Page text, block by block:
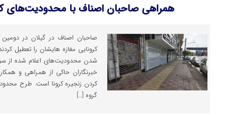
همراهی صاحبان اصناف با محدودیت‌های
صاحبان اصناف در گیلان در
کرونایی مغازه هایشان را تعطیل
شدن محدودیت‌های اعلام شده از
خبرنگاران حاکی از همراهی و
کردن زنجیره کرونا است. طرح
گروه […]